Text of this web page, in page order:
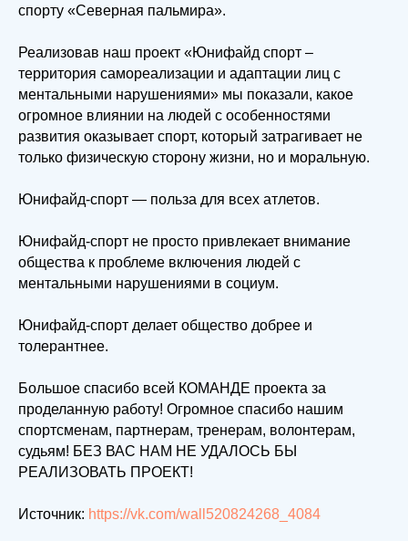
спорту «Северная пальмира».
Реализовав наш проект «Юнифайд спорт –
территория самореализации и адаптации лиц с
ментальными нарушениями» мы показали, какое
огромное влиянии на людей с особенностями
развития оказывает спорт, который затрагивает не
только физическую сторону жизни, но и моральную.
Юнифайд-спорт — польза для всех атлетов.
Юнифайд-спорт не просто привлекает внимание
общества к проблеме включения людей с
ментальными нарушениями в социум.
Юнифайд-спорт делает общество добрее и
толерантнее.
Большое спасибо всей КОМАНДЕ проекта за
проделанную работу! Огромное спасибо нашим
спортсменам, партнерам, тренерам, волонтерам,
судьям! БЕЗ ВАС НАМ НЕ УДАЛОСЬ БЫ
РЕАЛИЗОВАТЬ ПРОЕКТ!
Источник: https://vk.com/wall520824268_4084